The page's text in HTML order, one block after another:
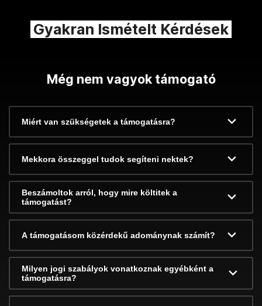
Gyakran Ismételt Kérdések
Még nem vagyok támogató
Miért van szükségetek a támogatásra?
Mekkora összeggel tudok segíteni nektek?
Beszámoltok arról, hogy mire költitek a
támogatást?
A támogatásom közérdekű adománynak számít?
Milyen jogi szabályok vonatkoznak egyébként a
támogatásra?